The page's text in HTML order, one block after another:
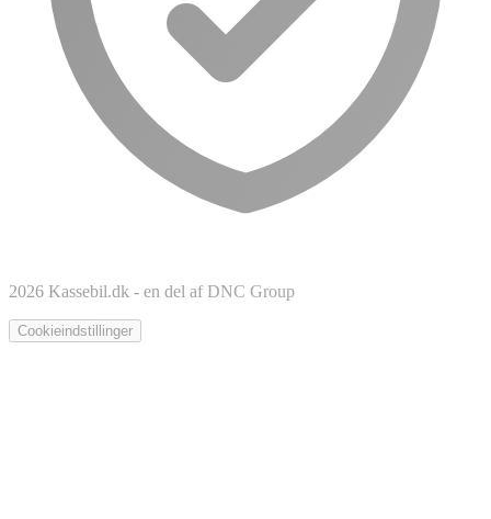
2026 Kassebil.dk - en del af DNC Group
Cookieindstillinger